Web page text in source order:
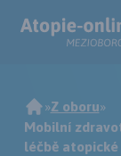
»Z oboru»
Mobilní
léčbě